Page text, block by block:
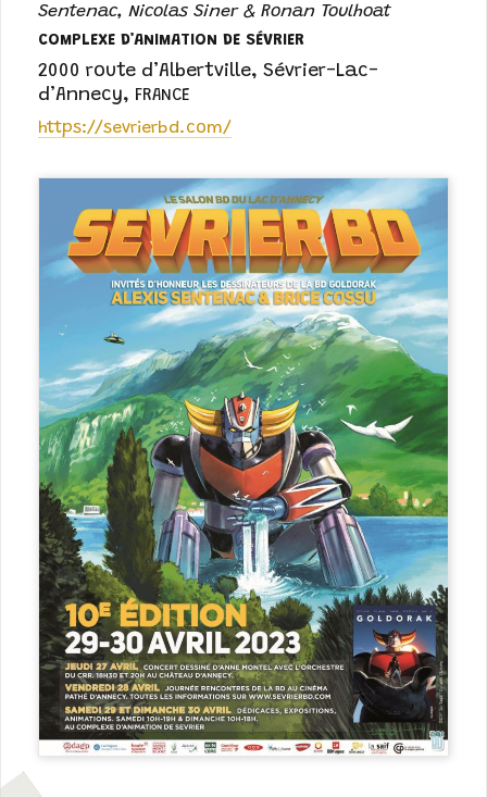
Sentenac, Nicolas Siner & Ronan Toulhoat
COMPLEXE D’ANIMATION DE SÉVRIER
2000 route d’Albertville,Sévrier-Lac-
d’Annecy, FRANCE
https://sevrierbd.com/